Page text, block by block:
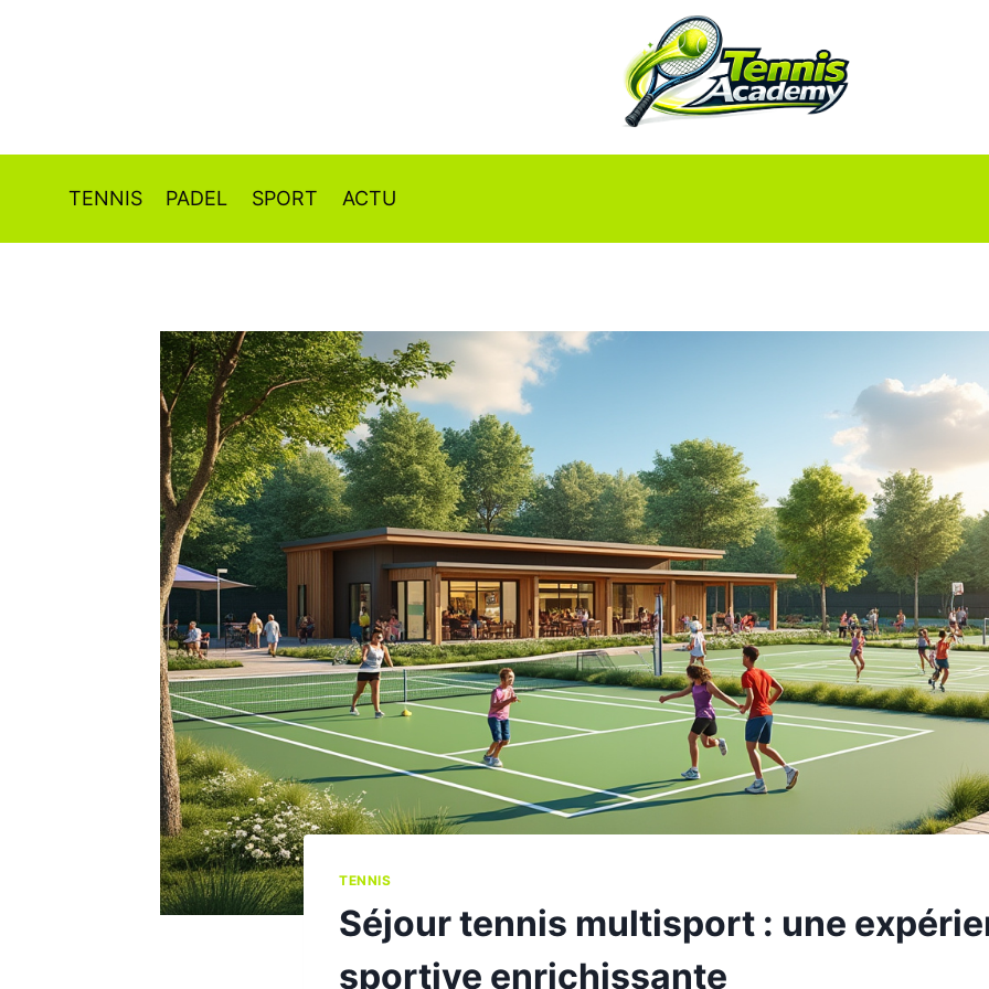
TENNIS PADEL SPORT ACTU
TENNIS
Séjour tennis multisport : une
sportive enrichissante